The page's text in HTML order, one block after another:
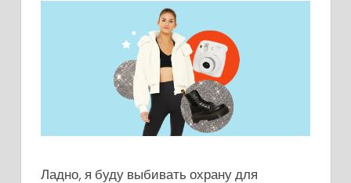
Ладно, я буду выбивать охрану для